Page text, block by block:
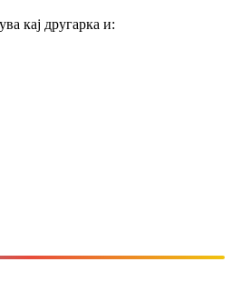
кај другарка и: